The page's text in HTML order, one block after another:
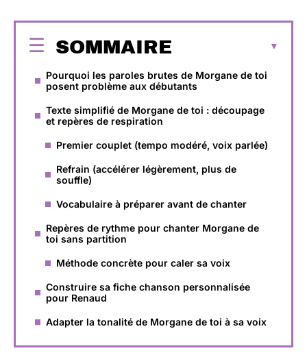
SOMMAIRE
Pourquoi les paroles brutes de Morgane de toi
posent problème aux débutants
Texte simplifié de Morgane de toi : découpage
et repères de respiration
Premier couplet (tempo modéré, voix parlée)
Refrain (accélérer légèrement, plus de
souffle)
Vocabulaire à préparer avant de chanter
Repères de rythme pour chanter Morgane de
toi sans partition
Méthode concrète pour caler sa voix
Construire sa fiche chanson personnalisée
pour Renaud
Adapter la tonalité de Morgane de toi à sa voix